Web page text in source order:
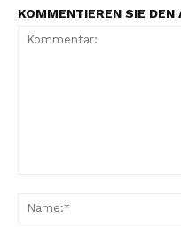
KOMMENTIEREN SIE DEN